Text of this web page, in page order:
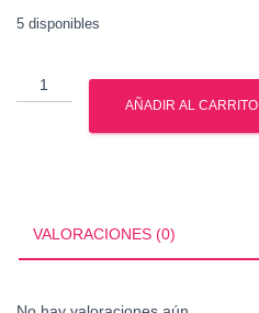
5 disponibles
NUTREX
LIPO
AÑADIR AL CARRITO
VALORACIONES (0)